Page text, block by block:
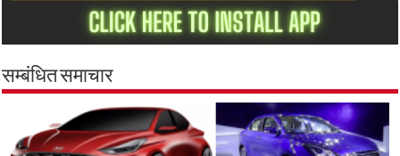
सम्बंधित समाचार